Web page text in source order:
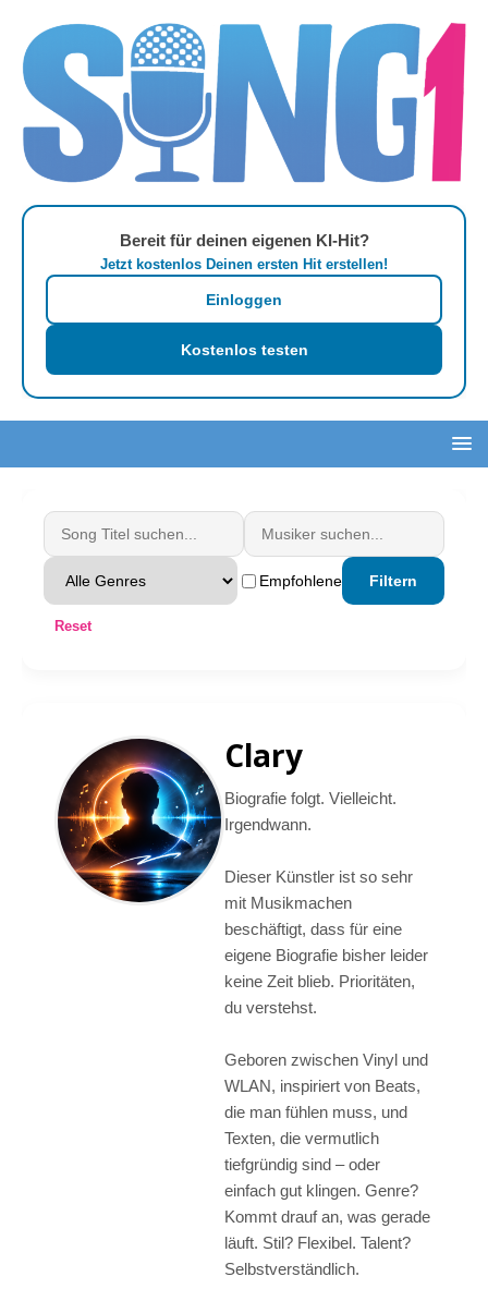
Bereit für deinen eigenen KI-Hit?
Jetzt kostenlos Deinen ersten Hit erstellen!
Einloggen
Kostenlos testen
Empfohlene Filtern
Reset
Clary
Biografie folgt. Vielleicht.
Irgendwann.
Dieser Künstler ist so sehr
mit Musikmachen
beschäftigt, dass für eine
eigene Biografie bisher leider
keine Zeit blieb. Prioritäten,
du verstehst.
Geboren zwischen Vinyl und
WLAN, inspiriert von Beats,
die man fühlen muss, und
Texten, die vermutlich
tiefgründig sind – oder
einfach gut klingen. Genre?
Kommt drauf an, was gerade
läuft. Stil? Flexibel. Talent?
Selbstverständlich.